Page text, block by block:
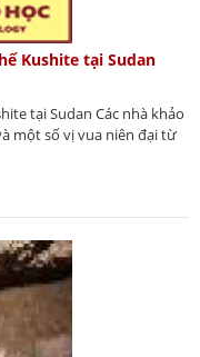
Kushite tại Sudan
tại Sudan Các nhà khảo
một số vị vua niên đại từ